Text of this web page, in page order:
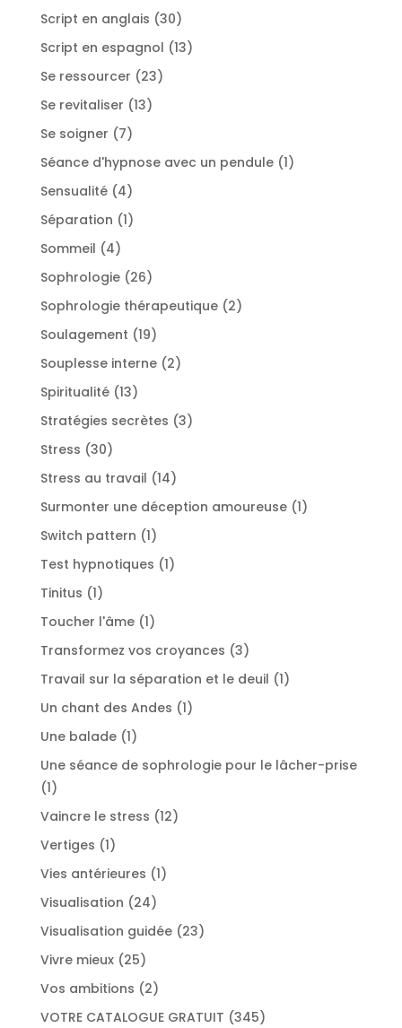
produits
Script en anglais 3030
produits
Script en espagnol 1313
Se ressourcer 2323
Se revitaliser 1313
Se soigner 77
Séance d'hypnose avec un pendule 11
Sensualité 44
produits
Séparation 11
Sommeil 44
produits
Sophrologie 2626
produits
Sophrologie thérapeutique 22
Soulagement 1919
produits
Souplesse interne 22
Spiritualité 1313
produits
Stratégies secrètes 33
Stress 3030
produits
Stress au travail 1414
produits
Surmonter une déception amoureuse 11
Switch pattern 11
produit
Test hypnotiques 11
Tinitus 11
produit
Toucher l'âme 11
Transformez vos croyances 33
produits
Travail sur la séparation et le deuil 11
Un chant des Andes 11
Une balade 11
produit
Une séance de sophrologie pour le lâcher-prise
11
produit
Vaincre le stress 1212
Vertiges 11
produit
Vies antérieures 11
Visualisation 2424
produits
Visualisation guidée 2323
Vivre mieux 2525
produits
Vos ambitions 22
produits
VOTRE CATALOGUE GRATUIT 345345